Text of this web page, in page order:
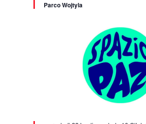
Parco Wojtyla